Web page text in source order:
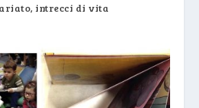
intrecci di vita